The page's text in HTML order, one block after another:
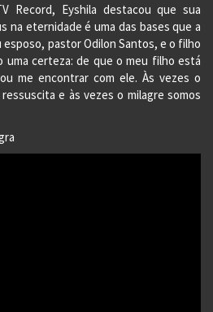
Record, Eyshila destacou que sua
na eternidade é uma das bases que a
pastor Odilon Santos, e o filho
uma certeza: de que o meu filho está
me encontrar com ele. Às vezes o
e às vezes o milagre somos